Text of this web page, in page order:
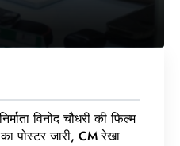
विनोद चौधरी की फिल्म
का पोस्टर जारी, CM रेखा